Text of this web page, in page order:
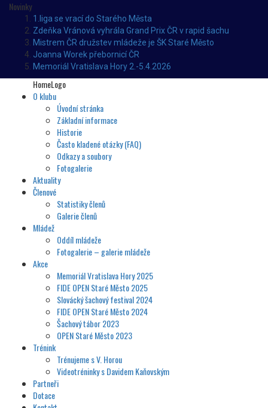
Novinky
1.liga se vrací do Starého Města
Zdeňka Vránová vyhrála Grand Prix ČR v rapid šachu
Mistrem ČR družstev mládeže je ŠK Staré Město
Joanna Worek přebornicí ČR
Memoriál Vratislava Hory 2.-5.4.2026
HomeLogo
O klubu
Úvodní stránka
Základní informace
Historie
Často kladené otázky (FAQ)
Odkazy a soubory
Fotogalerie
Aktuality
Členové
Statistiky členů
Galerie členů
Mládež
Oddíl mládeže
Fotogalerie – galerie mládeže
Akce
Memoriál Vratislava Hory 2025
FIDE OPEN Staré Město 2025
Slovácký šachový festival 2024
FIDE OPEN Staré Město 2024
Šachový tábor 2023
OPEN Staré Město 2023
Trénink
Trénujeme s V. Horou
Videotréninky s Davidem Kaňovským
Partneři
Dotace